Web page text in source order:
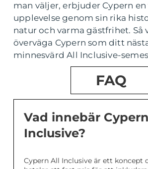
man väljer, erbjuder Cypern
upplevelse genom sin rika
natur och varma gästfrihet. Så
överväga Cypern som ditt
minnesvärd All Inclusive-
FAQ
Vad innebär
Inclusive?
Cypern All Inclusive är ett koncept